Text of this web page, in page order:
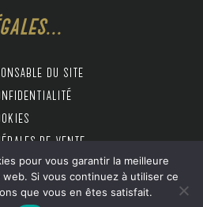
du site
de vente
by Digitalife
pour vous garantir la meilleure
Si vous continuez à utiliser ce
que vous en êtes satisfait.